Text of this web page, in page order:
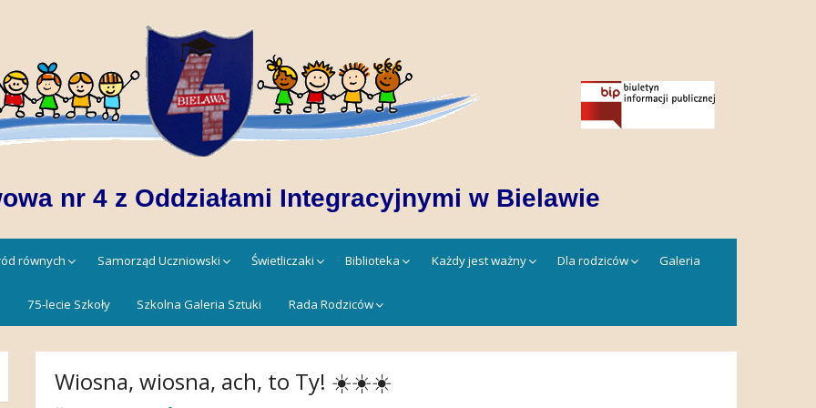
nr 4 z Oddziałami Integracyjnymi w Bielawie
równych Samorząd Uczniowski Świetliczaki Biblioteka Każdy jest ważny Dla rodziców Galeria
75-lecie Szkoły Szkolna Galeria Sztuki Rada Rodziców
Wiosna, wiosna, ach, to Ty! ☀️☀️☀️